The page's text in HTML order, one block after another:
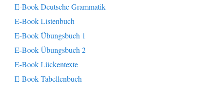
E-Book Deutsche Grammatik
E-Book Listenbuch
E-Book Übungsbuch 1
E-Book Übungsbuch 2
E-Book Lückentexte
E-Book Tabellenbuch